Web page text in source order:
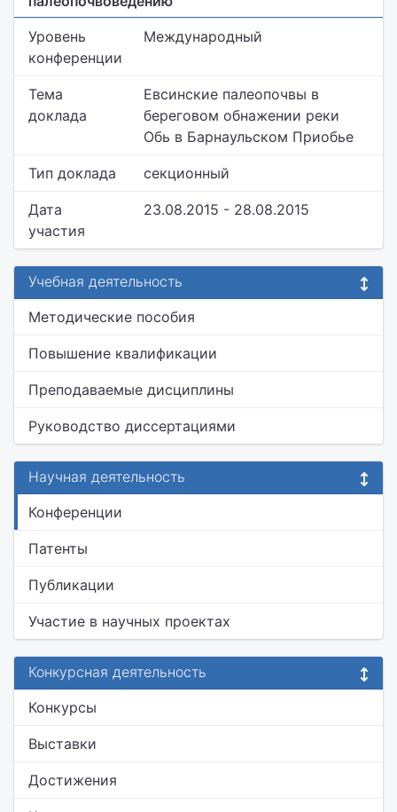
Уровень
конференции
Международный
Тема
доклада
Евсинские палеопочвы в
береговом обнажении реки
Обь в Барнаульском Приобье
Тип доклада секционный
Дата
участия
23.08.2015 - 28.08.2015
Учебная деятельность
Методические пособия
Повышение квалификации
Преподаваемые дисциплины
Руководство диссертациями
Научная деятельность
Конференции
Патенты
Публикации
Участие в научных проектах
Конкурсная деятельность
Конкурсы
Выставки
Достижения